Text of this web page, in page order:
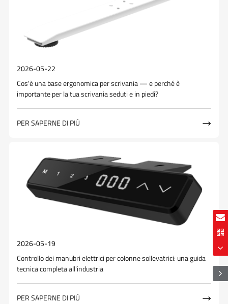
2026-05-22
Cos'è una base ergonomica per scrivania — e perché è
importante per la tua scrivania seduti e in piedi?
PER SAPERNE DI PIÙ 
2026-05-19
Controllo dei manubri elettrici per colonne sollevatrici: una guida
tecnica completa all'industria
PER SAPERNE DI PIÙ 